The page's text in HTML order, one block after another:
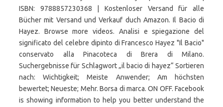
ISBN: 9788857230368 | Kostenloser Versand für alle
Bücher mit Versand und Verkauf duch Amazon. Il Bacio di
Hayez. Browse more videos. Analisi e spiegazione del
significato del celebre dipinto di Francesco Hayez "Il Bacio"
conservato alla Pinacoteca di Brera di Milano.
Suchergebnisse für Schlagwort „il bacio di hayez“ Sortieren
nach: Wichtigkeit; Meiste Anwender; Am höchsten
bewertet; Neueste; Mehr. Borsa di marca. ON OFF. Facebook
is showing information to help you better understand the